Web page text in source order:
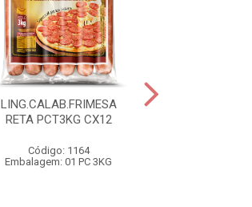
LING.CALAB.FRIMESA
RETA PCT3KG CX12
Código: 1164
Embalagem: 01 PC 3KG